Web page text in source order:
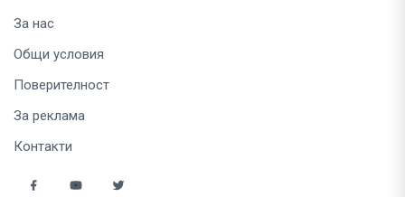
За нас
Общи условия
Поверителност
За реклама
Контакти